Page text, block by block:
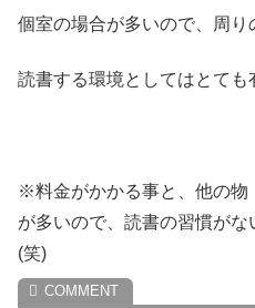
個室の場合が多いので、周り
読書する環境としてはとても
※料金がかかる事と、他の物
が多いので、読書の習慣がな
(笑)